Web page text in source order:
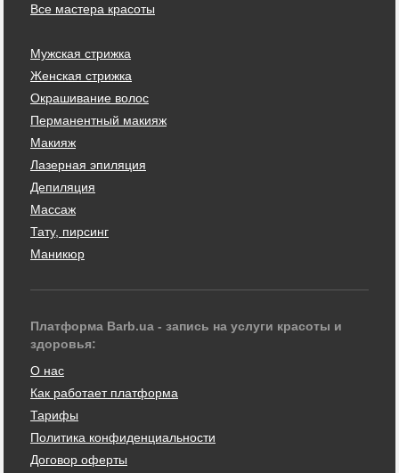
Все мастера красоты
Мужская стрижка
Женская стрижка
Окрашивание волос
Перманентный макияж
Макияж
Лазерная эпиляция
Депиляция
Массаж
Тату, пирсинг
Маникюр
Платформа Barb.ua - запись на услуги красоты и
здоровья:
О нас
Как работает платформа
Тарифы
Политика конфиденциальности
Договор оферты